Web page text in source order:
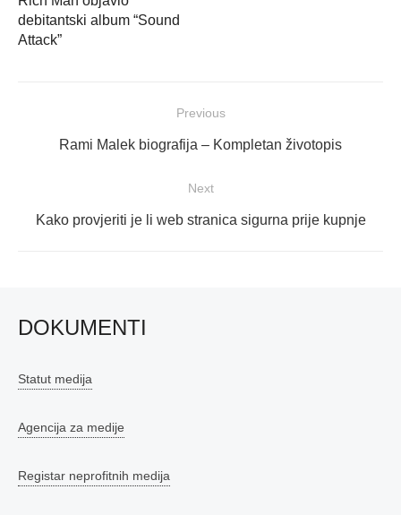
debitantski album “Sound
Attack”
objava
Previous
Previous
Rami Malek biografija – Kompletan životopis
Next
Next
Kako provjeriti je li web stranica sigurna prije kupnje
DOKUMENTI
Statut medija
Agencija za medije
Registar neprofitnih medija